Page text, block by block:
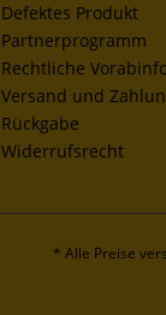
Defektes Produkt
Partnerprogramm
Rechtliche
Versand und
Rückgabe
Widerrufsrecht
* Alle Preise